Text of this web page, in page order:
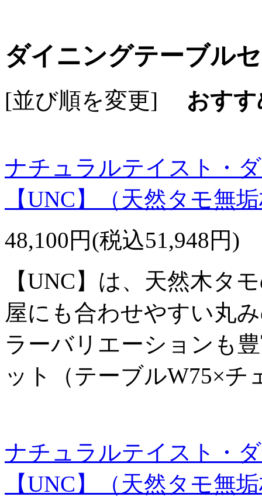
ダイニングテーブル
[並び順を変更] おす
ナチュラルテイスト・
【UNC】（天然タモ無
48,100円(税込51,948円)
【UNC】は、天然木タ
屋にも合わせやすい丸
ラーバリエーションも
ット（テーブルW75×チ
ナチュラルテイスト・
【UNC】（天然タモ無